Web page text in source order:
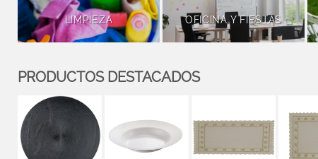
LIMPIEZA OFICINA Y FIESTAS
PRODUCTOS DESTACADOS